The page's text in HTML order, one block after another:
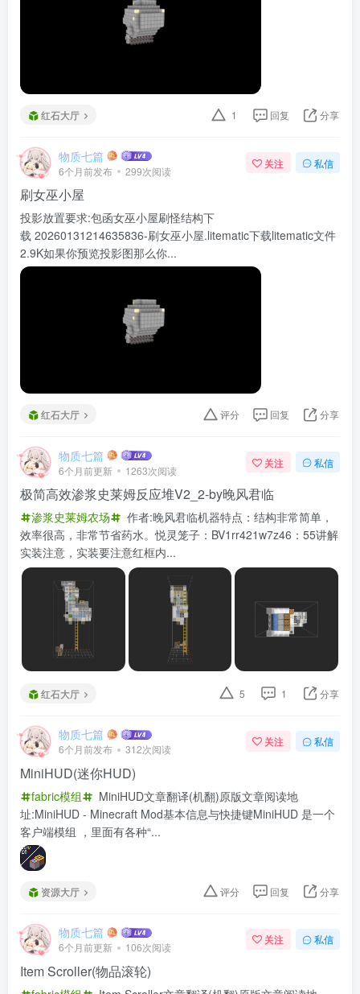
红石大厅 1 回复 分享
物质七篇
6个月前发布 299次阅读
关注 私信
刷女巫小屋
投影放置要求:包函女巫小屋刷怪结构下
载 20260131214635836-刷女巫小屋.litematic下载litematic文件
2.9K如果你预览投影图那么你...
红石大厅 评分 回复 分享
物质七篇
6个月前更新 1263次阅读
关注 私信
极简高效渗浆史莱姆反应堆V2_2-by晚风君临
渗浆史莱姆农场
作者:晚风君临机器特点：结构非常简单，
效率很高，非常节省药水。悦灵笼子：BV1rr421w7z46：55讲解
实装注意，实装要注意红框内...
红石大厅 5 1 分享
物质七篇
6个月前发布 312次阅读
关注 私信
MiniHUD(迷你HUD)
fabric模组
MiniHUD文章翻译(机翻)原版文章阅读地
址:MiniHUD - Minecraft Mod基本信息与快捷键MiniHUD 是一个
客户端模组 ，里面有各种“...
资源大厅 评分 回复 分享
物质七篇
6个月前更新 106次阅读
关注 私信
Item Scroller(物品滚轮)